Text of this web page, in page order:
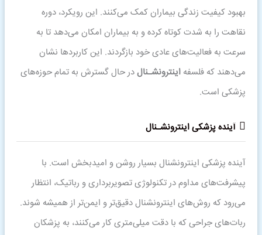
بهبود کیفیت زندگی بیماران کمک می‌کنند. این رویکرد، دوره
نقاهت را به شدت کوتاه کرده و به بیماران امکان می‌دهد تا به
سرعت به فعالیت‌های عادی خود بازگردند. این کاربردها نشان
می‌دهند که فلسفهاینترونشـنالدر حال گسترش به تمام حوزه‌های
پزشکی است.
آینده پزشکیاینترونشـنال
آینده پزشکی اینترونشنال بسیار روشن و امیدبخش است. با
پیشرفت‌های مداوم در تکنولوژی تصویربرداری و رباتیک، انتظار
می‌رود که روش‌های اینترونشنال دقیق‌تر و ایمن‌تر از همیشه شوند.
ربات‌های جراحی که با دقت میلی‌متری کار می‌کنند، به پزشکان